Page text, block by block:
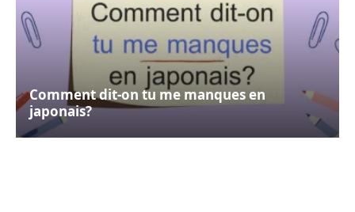
Comment dit-on tu me manques en
japonais?